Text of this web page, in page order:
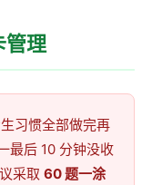
管理
惯全部做完再
最后 10 分钟没收
采取 60 题一涂